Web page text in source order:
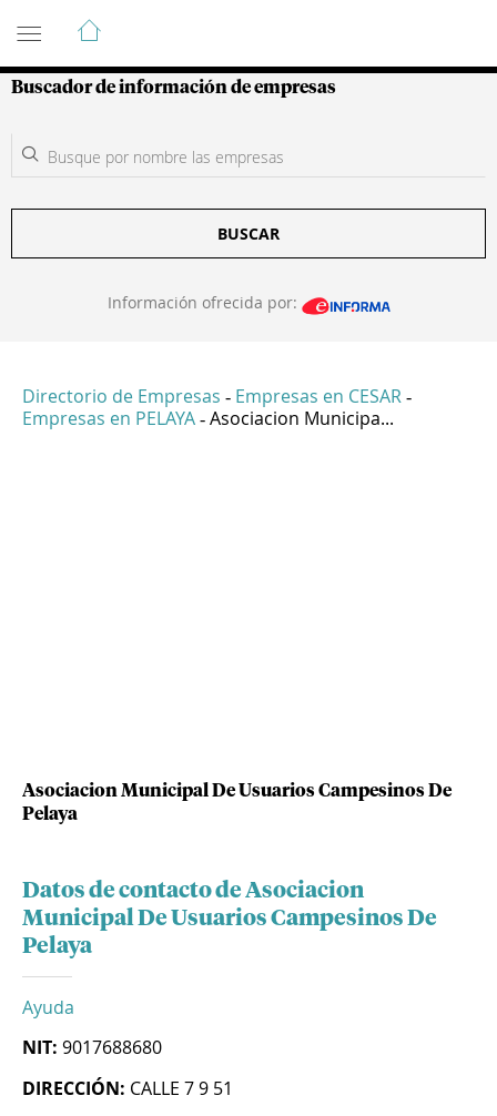
Guía de Empresas Colombianas
Buscador de información de empresas
BUSCAR
Información ofrecida por:
Directorio de Empresas - Empresas en CESAR -
Empresas en PELAYA - Asociacion Municipa...
Asociacion Municipal De Usuarios Campesinos De
Pelaya
Datos de contacto de Asociacion
Municipal De Usuarios Campesinos De
Pelaya
Ayuda
NIT: 9017688680
DIRECCIÓN: CALLE 7 9 51